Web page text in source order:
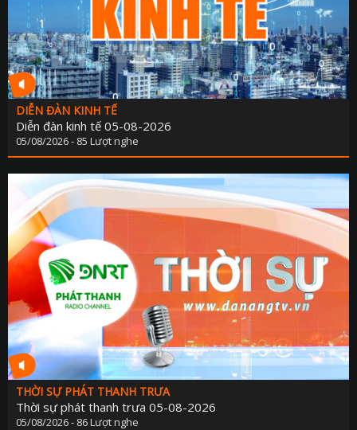
DIỄN ĐÀN KINH TẾ
Diễn đàn kinh tế 05-08-2026
05/08/2026 - 85 Lượt nghe
THỜI SỰ PHÁT THANH TRƯA
Thời sự phát thanh trưa 05-08-2026
05/08/2026 - 86 Lượt nghe